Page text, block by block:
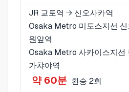
JR 교토역 → 신오사카역
Osaka Metro 미도스지선
원앞역
Osaka Metro 사카이스지선
가챠야역
약 60분 환승 2회